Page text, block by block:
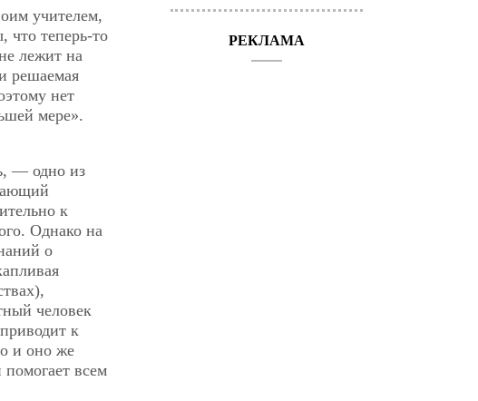
учителем,
что теперь-то
лежит на
решаемая
нет
мере».
— одно из
к
Однако на
о
человек
к
и оно же
всем
РЕКЛАМА